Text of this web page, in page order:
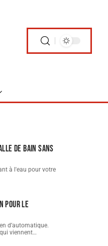
de bain sans
à l'eau pour votre
pour le
d’automatique.
viennent…